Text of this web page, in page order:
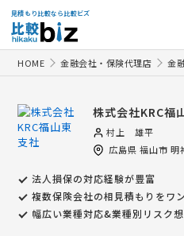
見積もり比較なら比較ビズ
HOME 金融会社・保険代理店 金
株式会社KRC福
村上 雄平
広島県 福山市 明
法人損保の対応経験が豊富
複数保険会社の相見積もりをワ
幅広い業種対応&業種別リスク